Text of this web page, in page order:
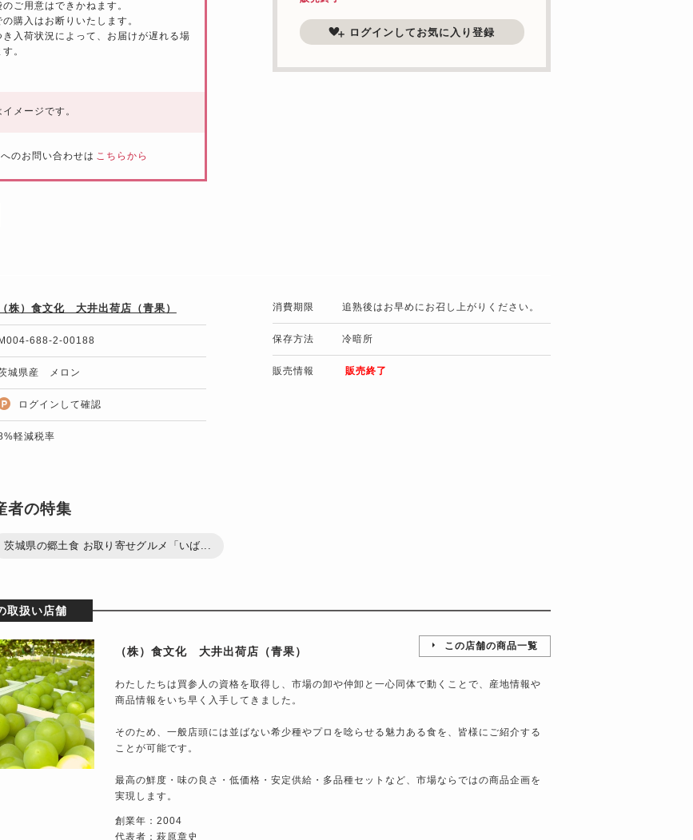
ログインしてお気に入り登録
ご用意はできかねます。
購入はお断りいたします。
入荷状況によって、お届けが遅れる場
。
メージです。
のお問い合わせは こちらから
（株）食文化 大井出荷店（青果）
688-2-00188
城県産 メロン
ログインして確認
軽減税率
消費期限 追熟後はお早めにお召し上がりください。
保存方法 冷暗所
販売情報 販売終了
者の特集
茨城県の郷土食 お取り寄せグルメ「いば...
取扱い店舗
（株）食文化 大井出荷店（青果） この店舗の商品一覧
わたしたちは買参人の資格を取得し、市場の卸や仲卸と一心同体で動くことで、産地情報や
商品情報をいち早く入手してきました。
そのため、一般店頭には並ばない希少種やプロを唸らせる魅力ある食を、皆様にご紹介する
ことが可能です。
最高の鮮度・味の良さ・低価格・安定供給・多品種セットなど、市場ならではの商品企画を
実現します。
創業年：2004
代表者：萩原章史